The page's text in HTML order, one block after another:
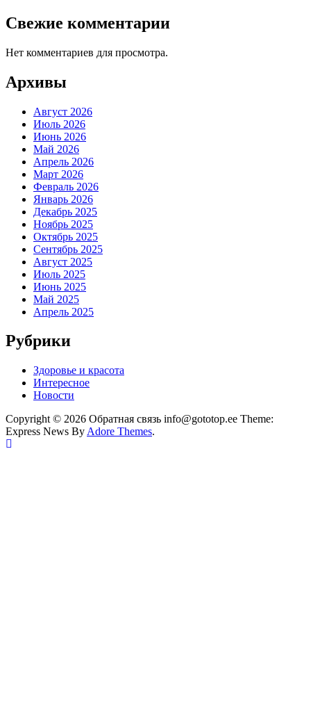
Свежие комментарии
Нет комментариев для просмотра.
Архивы
Август 2026
Июль 2026
Июнь 2026
Май 2026
Апрель 2026
Март 2026
Февраль 2026
Январь 2026
Декабрь 2025
Ноябрь 2025
Октябрь 2025
Сентябрь 2025
Август 2025
Июль 2025
Июнь 2025
Май 2025
Апрель 2025
Рубрики
Здоровье и красота
Интересное
Новости
Copyright © 2026 Обратная связь info@gototop.ee Theme:
Express News By Adore Themes.